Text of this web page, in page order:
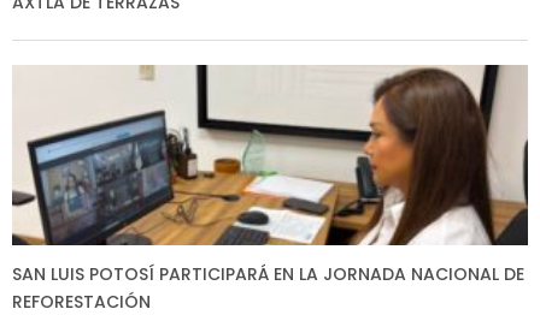
SAN LUIS POTOSÍ PARTICIPARÁ EN LA JORNADA NACIONAL DE
REFORESTACIÓN